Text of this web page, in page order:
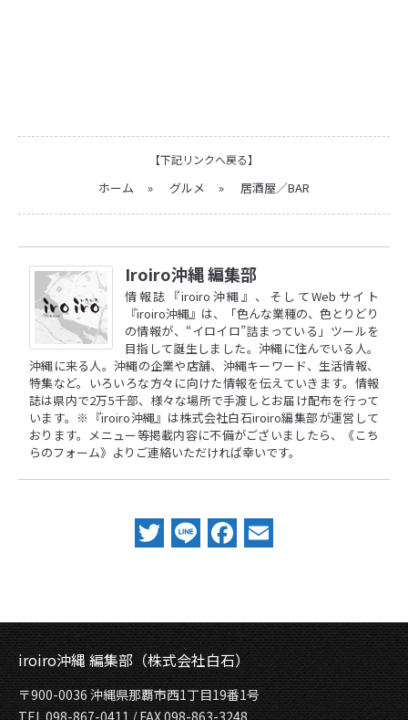
【下記リンクへ戻る】
ホーム » グルメ » 居酒屋／BAR
Iroiro沖縄 編集部
情報誌『iroiro沖縄』、そしてWebサイト
『iroiro沖縄』は、「色んな業種の、色とりどり
の情報が、“イロイロ”詰まっている」ツールを
目指して誕生しました。沖縄に住んでいる人。
沖縄に来る人。沖縄の企業や店舗、沖縄キーワード、生活情報、
特集など。いろいろな方々に向けた情報を伝えていきます。情報
誌は県内で2万5千部、様々な場所で手渡しとお届け配布を行って
います。※『iroiro沖縄』は株式会社白石iroiro編集部が運営して
おります。メニュー等掲載内容に不備がございましたら、
《こち
らのフォーム》 よりご連絡いただければ幸いです。
Twitter
LineFacebook
iroiro沖縄 編集部（株式会社白石）
〒900-0036 沖縄県那覇市西1丁目19番1号